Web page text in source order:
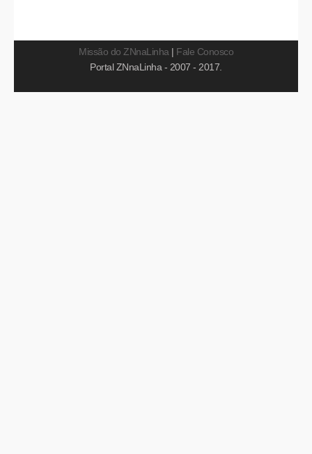
Missão do ZNnaLinha | Fale Conosco
Portal ZNnaLinha - 2007 - 2017.